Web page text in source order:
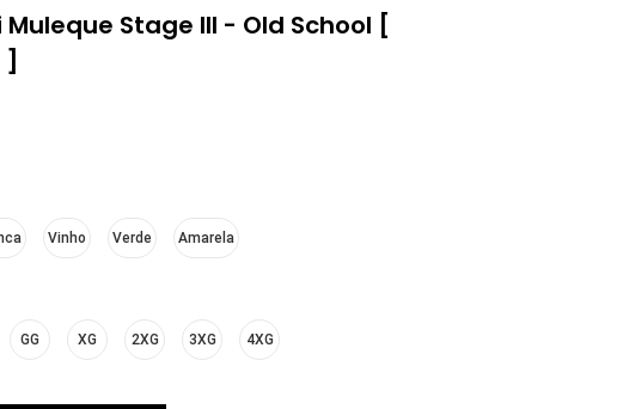
Stage III - Old School [
]
Vinho Verde Amarela
GG XG 2XG 3XG 4XG